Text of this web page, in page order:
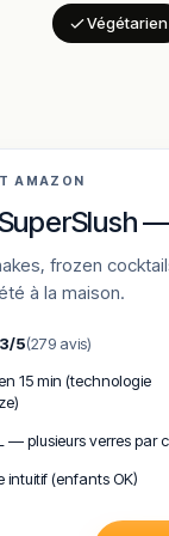
rapide des
clientèle
saluée.
comme
la salle
et les
Végétarien
AMAZON
à la maison.
5(279 avis)
15 min (technologie
— plusieurs verres par
intuitif (enfants OK)